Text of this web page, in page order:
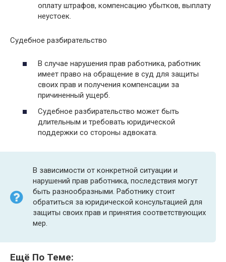
оплату штрафов, компенсацию убытков, выплату
неустоек.
Судебное разбирательство
В случае нарушения прав работника, работник
имеет право на обращение в суд для защиты
своих прав и получения компенсации за
причиненный ущерб.
Судебное разбирательство может быть
длительным и требовать юридической
поддержки со стороны адвоката.
В зависимости от конкретной ситуации и
нарушений прав работника, последствия могут
быть разнообразными. Работнику стоит
обратиться за юридической консультацией для
защиты своих прав и принятия соответствующих
мер.
Ещё По Теме: